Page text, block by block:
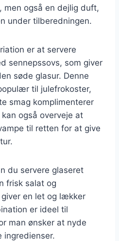
men også en dejlig duft,
under tilberedningen.
er at servere
sennepssovs, som giver
søde glasur. Denne
til julefrokoster,
smag komplimenterer
også overveje at
til retten for at give
du servere glaseret
frisk salat og
en let og lækker
er ideel til
man ønsker at nyde
ingredienser.